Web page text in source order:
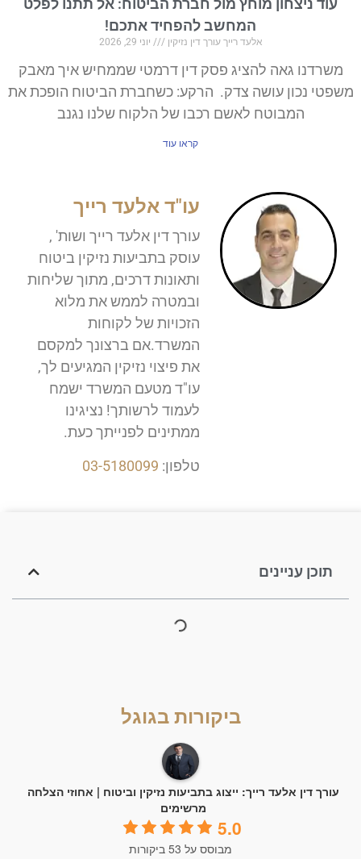
עוד ניצחון מוחץ מול חברת הביטוח: אל תתנו לפלט
המחשב להפחיד אתכם!
אלעד רייך עורך דין נזיקין יוני 29, 2026
משרדנו גאה להציג פסק דין דרמטי שממחיש איך מאבק
משפטי נכון עושה צדק. הרקע: כשחברת הביטוח הופכת את
המבוטח לאשם רכבו של הלקוח שלנו נגנב
קראו עוד
עו"ד אלעד רייך
עורך דין אלעד רייך ושות' ,
עוסק בתביעות נזיקין ביטוח
ותאונות דרכים, מתוך שליחות
ובמטרה לממש את מלוא
הזכויות של לקוחות
המשרד.אם ברצונך למקסם
את פיצוי נזיקין המגיעים לך,
עו"ד מטעם המשרד ישמח
לעמוד לרשותך! נציגינו
ממתינים לפנייתך כעת.
טלפון: 03-5180099
תוכן עניינים
ביקורות בגוגל
עורך דין אלעד רייך: ייצוג בתביעות נזיקין וביטוח | אחוזי הצלחה
מרשימים
5.0
מבוסס על 53 ביקורות